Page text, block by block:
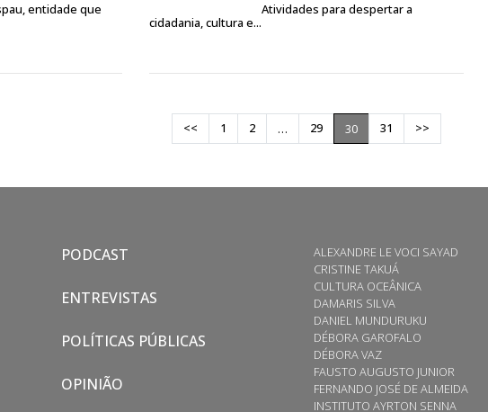
entidade que
Atividades para despertar a
cidadania, cultura e...
<< 1 2 … 29 30 31 >>
PODCAST
ENTREVISTAS
POLÍTICAS PÚBLICAS
OPINIÃO
ALEXANDRE LE VOCI SAYAD
CRISTINE TAKUÁ
CULTURA OCEÂNICA
DAMARIS SILVA
DANIEL MUNDURUKU
DÉBORA GAROFALO
DÉBORA VAZ
FAUSTO AUGUSTO JUNIOR
FERNANDO JOSÉ DE ALMEIDA
INSTITUTO AYRTON SENNA